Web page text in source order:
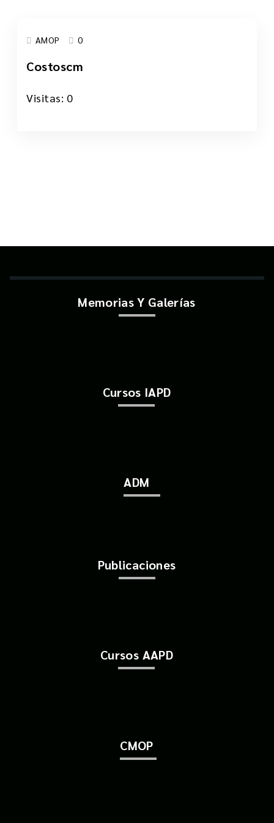
24 Mar, 2025
AMOP 0
Costoscm
Visitas: 0
Memorias Y Galerías
Cursos IAPD
ADM
Publicaciones
Cursos AAPD
CMOP